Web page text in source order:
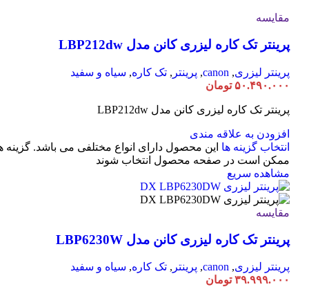
مقایسه
پرینتر تک کاره لیزری کانن مدل LBP212dw
پرینتر لیزری,
canon
, پرینتر , تک کاره, سیاه و سفید
۵۰.۴۹۰.۰۰۰ تومان
پرینتر تک کاره لیزری کانن مدل LBP212dw
افزودن به علاقه مندی
انتخاب گزینه ها این محصول دارای انواع مختلفی می باشد. گزینه
ممکن است در صفحه محصول انتخاب شوند
مشاهده سریع
مقایسه
پرینتر تک کاره لیزری کانن مدل LBP6230W
پرینتر لیزری,
canon
, پرینتر , تک کاره, سیاه و سفید
۳۹.۹۹۹.۰۰۰ تومان